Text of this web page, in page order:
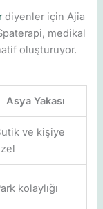
diyenler için Ajia
medikal
oluşturuyor.
Asya Yakası
ve kişiye
kolaylığı